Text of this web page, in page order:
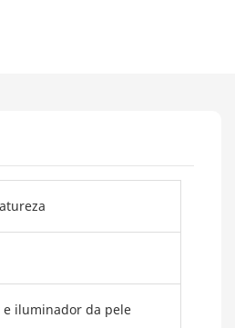
e iluminador da pele